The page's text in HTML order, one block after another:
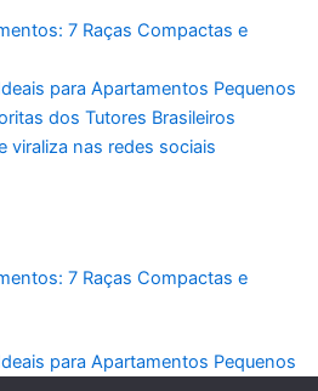
7 Raças Compactas e
para Apartamentos Pequenos
dos Tutores Brasileiros
viraliza nas redes sociais
7 Raças Compactas e
para Apartamentos Pequenos